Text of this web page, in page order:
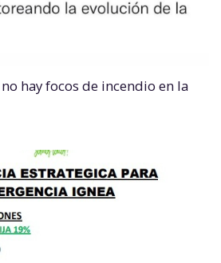
hay focos de incendio en la